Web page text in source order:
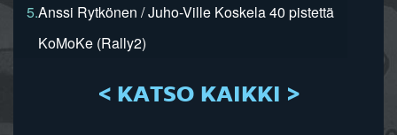
5.Anssi Rytkönen / Juho-Ville Koskela 40 pistettä
KoMoKe (Rally2)
< KATSO KAIKKI >